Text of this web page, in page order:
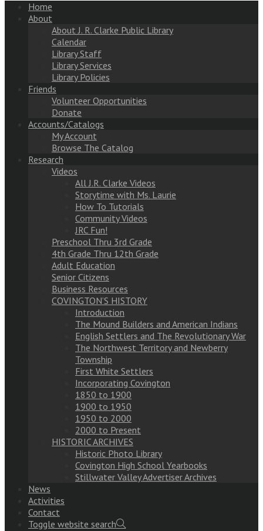
Home
About
About J. R. Clarke Public Library
Calendar
Library Staff
Library Services
Library Policies
Friends
Volunteer Opportunities
Donate
Accounts/Catalogs
My Account
Browse The Catalog
Research
Videos
All J.R. Clarke Videos
Storytime with Ms. Laurie
How To Tutorials
Community Videos
JRC Fun!
Preschool Thru 3rd Grade
4th Grade Thru 12th Grade
Adult Education
Senior Citizens
Business Resources
COVINGTON’S HISTORY
Introduction
The Mound Builders and American Indians
English Settlers and The Revolutionary War
The Northwest Territory and Newberry
Township
First White Settlers
Incorporating Covington
1850 to 1900
1900 to 1950
1950 to 2000
2000 to Present
HISTORIC ARCHIVES
Historic Photo Library
Covington High School Yearbooks
Stillwater Valley Advertiser Archives
News
Activities
Contact
Toggle website search